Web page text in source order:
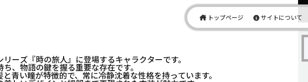
トップページ サイトについて
ーズ『時の旅人』に登場するキャラクターです。
、物語の鍵を握る重要な存在です。
青い瞳が特徴的で、常に冷静沈着な性格を持っています。